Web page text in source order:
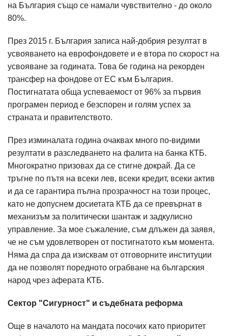
на България също се намали чувствително - до около
80%.
През 2015 г. България записа най-добрия резултат в
усвояването на еврофондовете и е втора по скорост на
усвояване за годината. Това бе година на рекорден
трансфер на фондове от ЕС към България.
Постигнатата обща успеваемост от 96% за първия
програмен период е безспорен и голям успех за
страната и правителството.
През изминалата година очаквах много по-видими
резултати в разследването на фалита на банка КТБ.
Многократно призовах да се стигне докрай. Да се
тръгне по пътя на всеки лев, всеки кредит, всеки актив
и да се гарантира пълна прозрачност на този процес,
като не допуснем досиетата КТБ да се превърнат в
механизъм за политически шантаж и задкулисно
управление. За мое съжаление, съм длъжен да заявя,
че не съм удовлетворен от постигнатото към момента.
Няма да спра да изисквам от отговорните институции
да не позволят поредното ограбване на българския
народ чрез аферата КТБ.
Сектор "Сигурност" и съдебната реформа
Още в началото на мандата посочих като приоритет